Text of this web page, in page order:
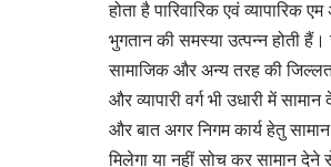
होता है पारिवारिक एवं व्यापारिक
भुगतान की समस्या उत्पन्न होती
सामाजिक और अन्य तरह की
और व्यापारी वर्ग भी उधारी में
और बात अगर निगम कार्य हेतु
मिलेगा या नहीं सोच कर सामान देने